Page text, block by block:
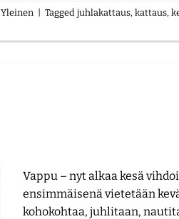
Yleinen Tagged juhlakattaus, kattaus,
Vappu – nyt alkaa kesä
ensimmäisenä vietetään
kohokohtaa, juhlitaan,